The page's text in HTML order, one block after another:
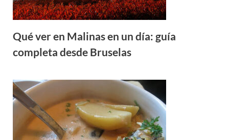
Qué ver en Malinas en un día: guía
completa desde Bruselas